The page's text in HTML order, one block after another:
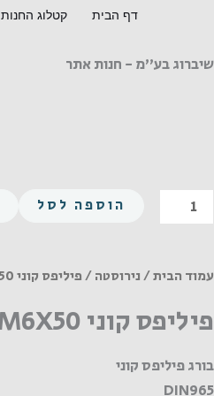
דף הבית קטלוג החנות
שיברוג בע"מ - חנות אתר
כמות
של
קוני
נירוסטה
הוספה לסל
עמוד הבית/נירוסטה/ פיליפס קוני M6X50 נירוסטה A2
פיליפס קוני M6X50 נירוסטה A2
בורג פיליפס קוני
DIN965